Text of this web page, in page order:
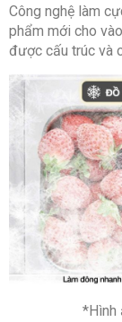
Công nghệ làm
phẩm mới cho
được cấu trúc và
*Hình